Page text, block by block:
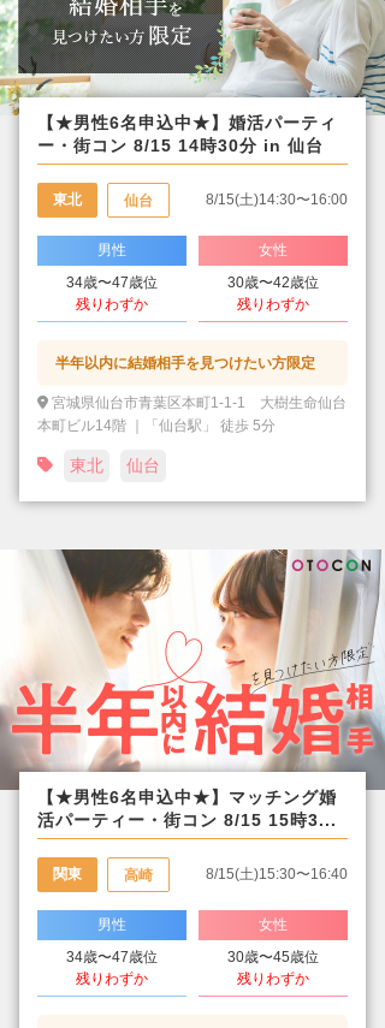
【★男性6名申込中★】婚活パーティ
ー・街コン 8/15 14時30分 in 仙台
東北 仙台 8/15(土)14:30〜16:00
男性
34歳〜47歳位
残りわずか
女性
30歳〜42歳位
残りわずか
半年以内に結婚相手を見つけたい方限定
宮城県仙台市青葉区本町1-1-1 大樹生命仙台
本町ビル14階 ｜「仙台駅」 徒歩 5分
東北 仙台
【★男性6名申込中★】マッチング婚
活パーティー・街コン 8/15 15時3...
関東 高崎 8/15(土)15:30〜16:40
男性
34歳〜47歳位
残りわずか
女性
30歳〜45歳位
残りわずか